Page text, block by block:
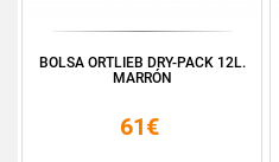
BOLSA ORTLIEB DRY-PACK 12L.
MARRÓN
61€